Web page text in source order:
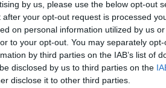
by us, please use the below opt-out
your opt-out request is processed
on personal information utilized by us
to your opt-out. You may separately
by third parties on the IAB’s list of
disclosed by us to third parties on the
disclose it to other third parties.
σε βάρος
του οποίου
και άγνωστους